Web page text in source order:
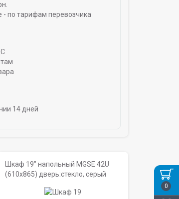
0
- по тарифам перевозчика
14 дней
Шкаф 19" напольный MGSE 42U
(610x865) дверь:стекло, серый